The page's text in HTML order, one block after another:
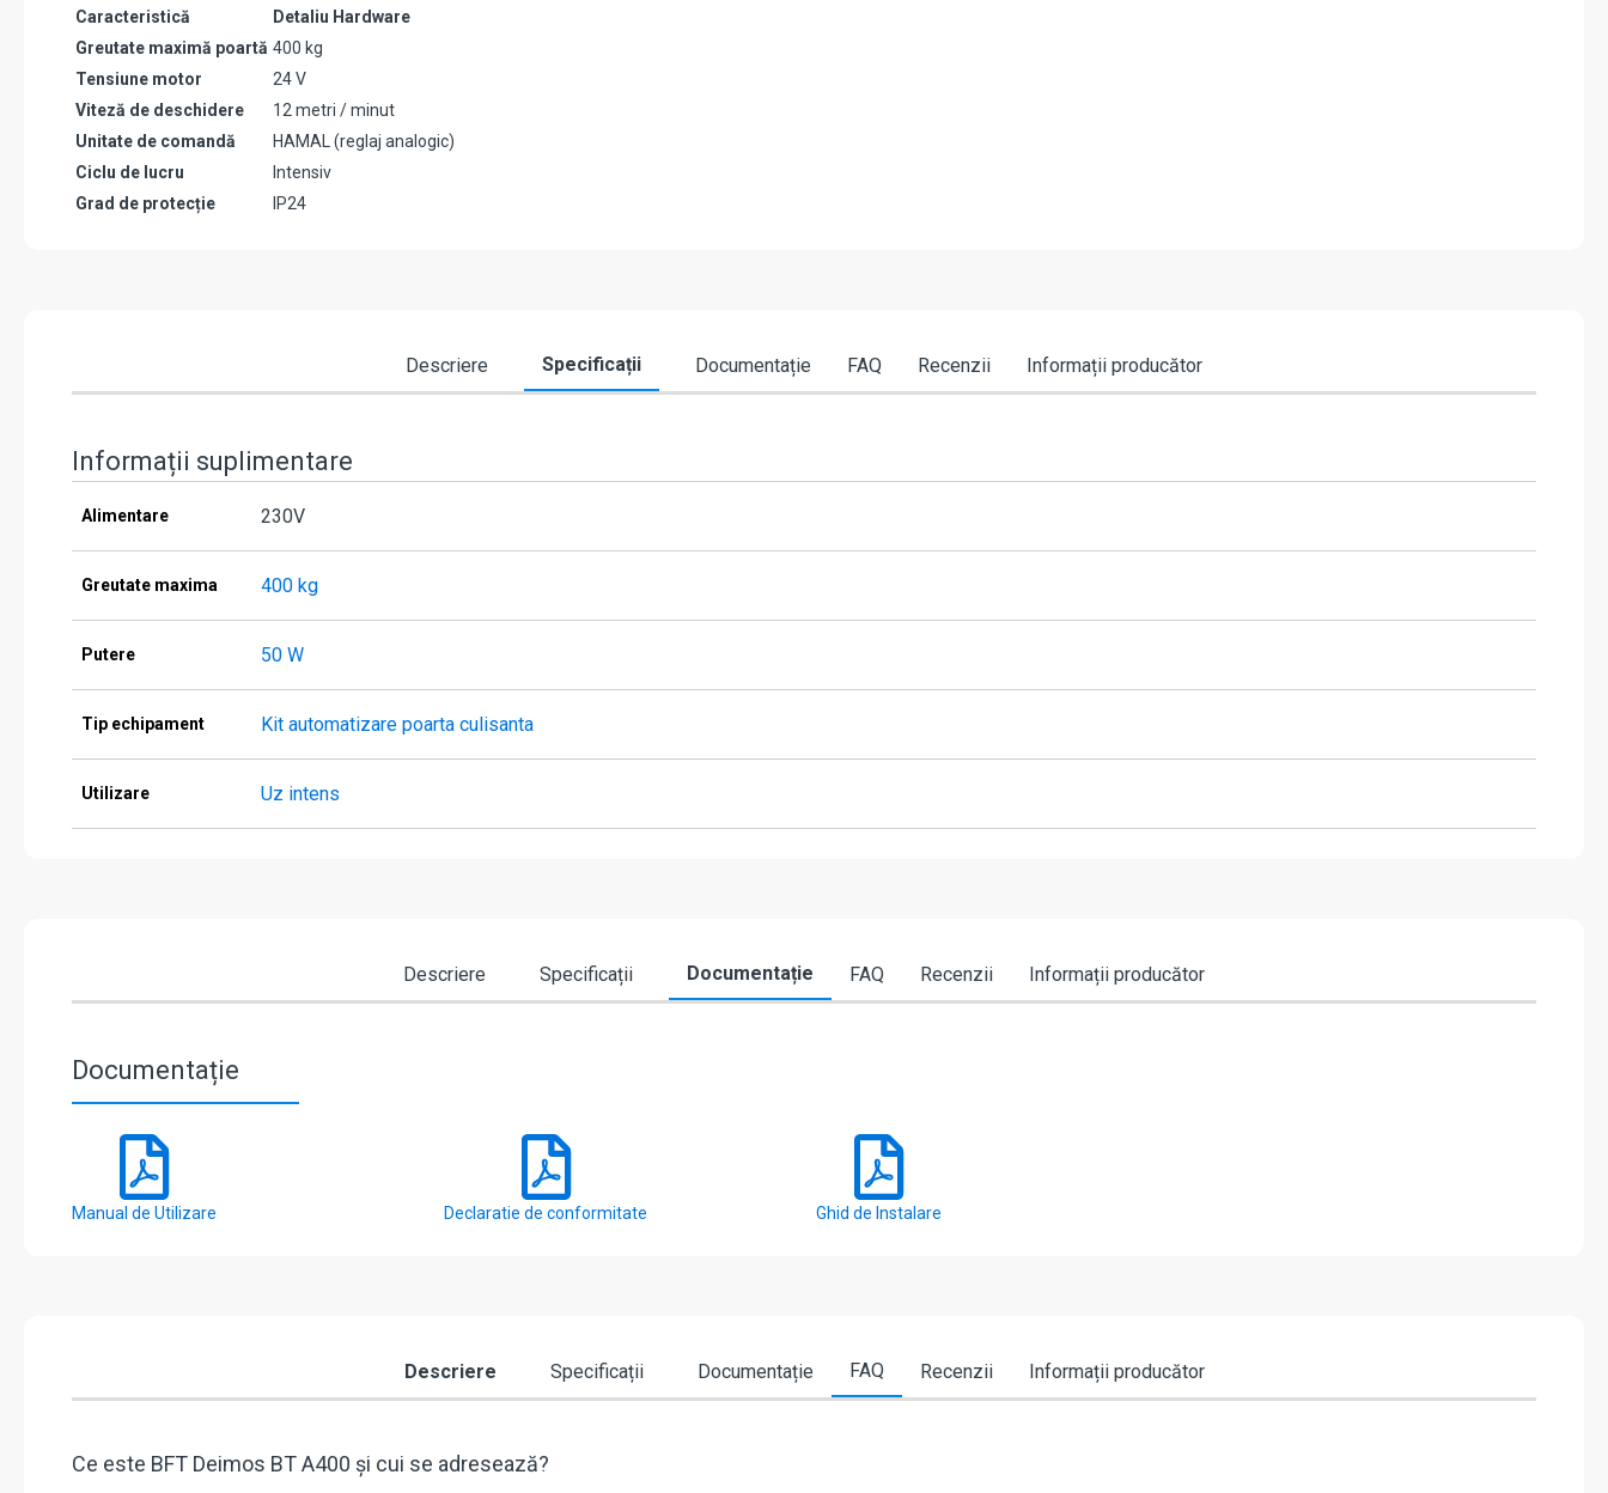
Caracteristică
Detaliu Hardware
Greutate maximă poartă 400 kg
Tensiune motor
24 V
Viteză de deschidere
12 metri / minut
Unitate de comandă
HAMAL (reglaj analogic)
Ciclu de lucru
Intensiv
Grad de protecție
IP24
Descriere Specificații Documentație FAQ Recenzii Informații producător
Informații suplimentare
Alimentare 230V
Greutate maxima 400 kg
Putere 50 W
Tip echipament Kit automatizare poarta culisanta
Utilizare Uz intens
Descriere Specificații Documentație FAQ Recenzii Informații producător
Documentație
Manual de Utilizare Declaratie de conformitate Ghid de Instalare
Descriere Specificații Documentație FAQ Recenzii Informații producător
Ce este BFT Deimos BT A400 și cui se adresează?